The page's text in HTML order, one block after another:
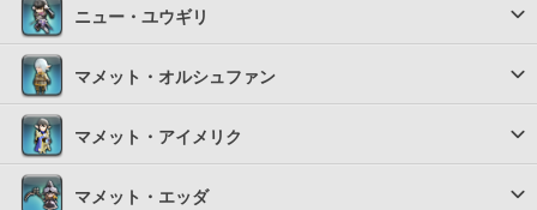
ニュー・ユウギリ
マメット・オルシュファン
マメット・アイメリク
マメット・エッダ